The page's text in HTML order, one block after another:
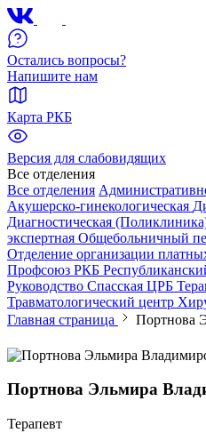
Остались вопросы?
Напишите нам
Карта РКБ
Версия для слабовидящих
Все отделения
Все отделения
Акушерско-гинекологическая
Диагностическая
экспертная Общебольничный
Отделение организации
Профсоюз РКБ
Руководство Спасская ЦРБ
Травматологический центр
Главная страница
Портнова
Портнова Эльмира
Терапевт